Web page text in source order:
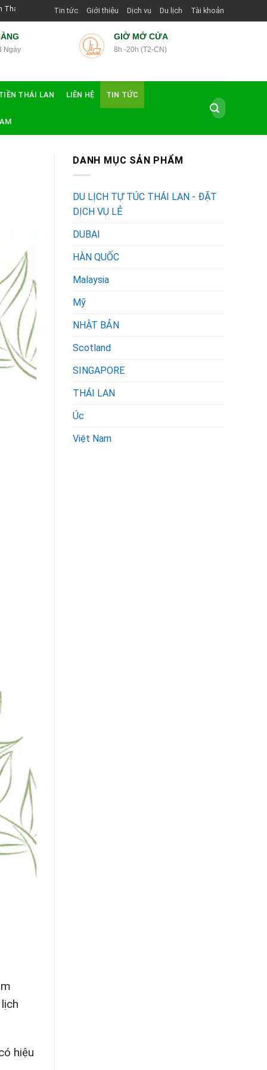
Dẫn Viên Shop | Với Giá Tốt Nhất
Tin tức Giới thiệu Dịch vụ Du lịch Tài khoản
Ngày
GIỜ MỞ CỬA
8h -20h (T2-CN)
THÁI LAN LIÊN HỆ TIN TỨC
Tìm
kiếm:
hiệu
DANH MỤC SẢN PHẨM
DU LỊCH TỰ TÚC THÁI LAN - ĐẶT
DỊCH VỤ LẺ
DUBAI
HÀN QUỐC
Malaysia
Mỹ
NHẬT BẢN
Scotland
SINGAPORE
THÁI LAN
Úc
Việt Nam